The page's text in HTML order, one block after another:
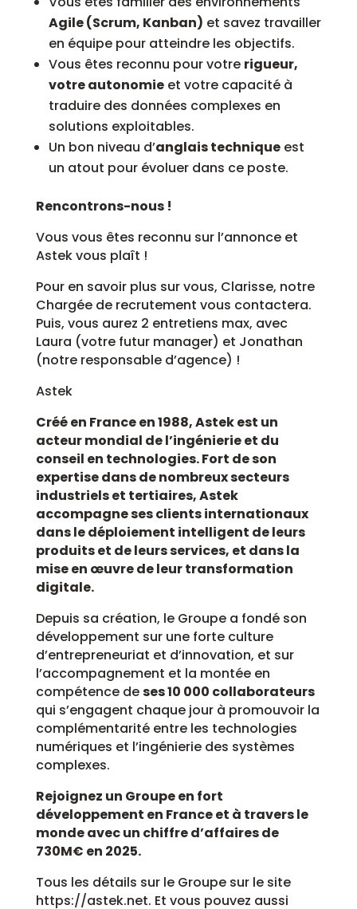
Agile (Scrum, Kanban) et savez travailler
en équipe pour atteindre les objectifs.
Vous êtes reconnu pour votre rigueur,
votre autonomieet votre capacité à
traduire des données complexes en
solutions exploitables.
Un bon niveau d’anglais techniqueest
un atout pour évoluer dans ce poste.
Rencontrons-nous !
Vous vous êtes reconnu sur l’annonce et
Astek vous plaît !
Pour en savoir plus sur vous, Clarisse, notre
Chargée de recrutement vous contactera.
Puis, vous aurez 2 entretiens max, avec
Laura (votre futur manager) et Jonathan
(notre responsable d’agence) !
Astek
Créé en France en 1988, Astek est un
acteur mondial de l’ingénierie et du
conseil en technologies. Fort de son
expertise dans de nombreux secteurs
industriels et tertiaires, Astek
accompagne ses clients internationaux
dans le déploiement intelligent de leurs
produits et de leurs services, et dans la
mise en œuvre de leur transformation
digitale.
Depuis sa création, le Groupe a fondé son
développement sur une forte culture
d’entrepreneuriat et d’innovation, et sur
l’accompagnement et la montée en
compétence deses 10 000 collaborateurs
qui s’engagent chaque jour à promouvoir la
complémentarité entre les technologies
numériques et l’ingénierie des systèmes
complexes.
Rejoignez un Groupe en fort
développement en France et à travers le
monde avec un chiffre d’affaires de
730M€ en 2025.
Tous les détails sur le Groupe sur le site
https://astek.net. Et vous pouvez aussi